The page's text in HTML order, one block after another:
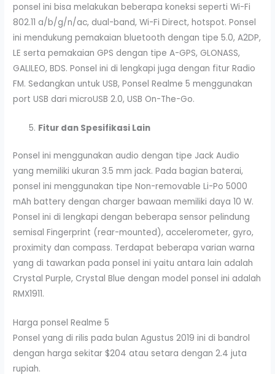
ponsel ini bisa melakukan beberapa koneksi seperti Wi-Fi
802.11 a/b/g/n/ac, dual-band, Wi-Fi Direct, hotspot. Ponsel
ini mendukung pemakaian bluetooth dengan tipe 5.0, A2DP,
LE serta pemakaian GPS dengan tipe A-GPS, GLONASS,
GALILEO, BDS. Ponsel ini di lengkapi juga dengan fitur Radio
FM. Sedangkan untuk USB, Ponsel Realme 5 menggunakan
port USB dari microUSB 2.0, USB On-The-Go.
Fitur dan Spesifikasi Lain
Ponsel ini menggunakan audio dengan tipe Jack Audio
yang memiliki ukuran 3.5 mm jack. Pada bagian baterai,
ponsel ini menggunakan tipe Non-removable Li-Po 5000
mAh battery dengan charger bawaan memiliki daya 10 W.
Ponsel ini di lengkapi dengan beberapa sensor pelindung
semisal Fingerprint (rear-mounted), accelerometer, gyro,
proximity dan compass. Terdapat beberapa varian warna
yang di tawarkan pada ponsel ini yaitu antara lain adalah
Crystal Purple, Crystal Blue dengan model ponsel ini adalah
RMX1911.
Harga ponsel Realme 5
Ponsel yang di rilis pada bulan Agustus 2019 ini di bandrol
dengan harga sekitar $204 atau setara dengan 2.4 juta
rupiah.